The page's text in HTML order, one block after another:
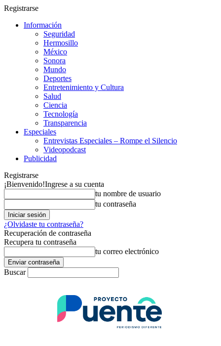
Registrarse
Información
Seguridad
Hermosillo
México
Sonora
Mundo
Deportes
Entretenimiento y Cultura
Salud
Ciencia
Tecnología
Transparencia
Especiales
Entrevistas Especiales – Rompe el Silencio
Videopodcast
Publicidad
Registrarse
¡Bienvenido!Ingrese a su cuenta
tu nombre de usuario
tu contraseña
¿Olvidaste tu contraseña?
Recuperación de contraseña
Recupera tu contraseña
tu correo electrónico
Buscar